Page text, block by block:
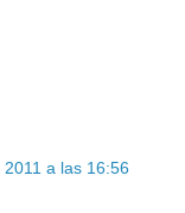
a las 16:56